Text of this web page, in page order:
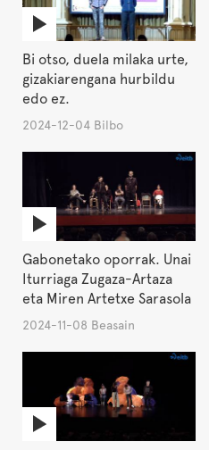
Bi otso, duela milaka urte,
gizakiarengana hurbildu
edo ez.
2024-12-04 Bilbo
Gabonetako oporrak. Unai
Iturriaga Zugaza-Artaza
eta Miren Artetxe Sarasola
2024-11-08 Beasain